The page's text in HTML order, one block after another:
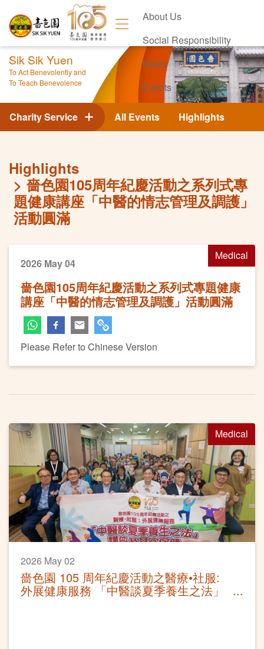
About Us
Social Responsibility
News
Events
Contact Us
Sik Sik Yuen
To Act Benevolently and
To Teach Benevolence
All Events Highlights
Charity Service
Highlights
嗇色園105周年紀慶活動之系列式專
題健康講座「中醫的情志管理及調護」
活動圓滿
Medical
2026 May 04
嗇色園105周年紀慶活動之系列式專題健康
講座「中醫的情志管理及調護」活動圓滿
Please Refer to Chinese Version
Medical
2026 May 02
嗇色園 105 周年紀慶活動之醫療•社服:
外展健康服務 「中醫談夏季養生之法」
講座及耳穴保健